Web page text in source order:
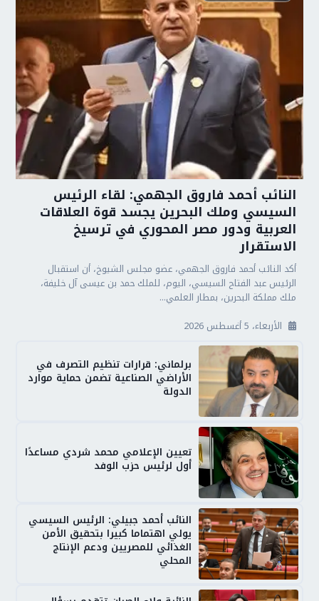
النائب أحمد فاروق الجهمي: لقاء الرئيس
السيسي وملك البحرين يجسد قوة العلاقات
العربية ودور مصر المحوري في ترسيخ
الاستقرار
أكد النائب أحمد فاروق الجهمي، عضو مجلس الشيوخ، أن استقبال
الرئيس عبد الفتاح السيسي، اليوم، للملك حمد بن عيسى آل خليفة،
ملك مملكة البحرين، بمطار العلمي...
الأربعاء، 5 أغسطس 2026
برلماني: قرارات تنظيم التصرف في
الأراضي الصناعية تضمن حماية موارد
الدولة
تعيين الإعلامي محمد شردي مساعدًا
أول لرئيس حزب الوفد
النائب أحمد جبيلي: الرئيس السيسي
يولي اهتماما كبيرا بتحقيق الأمن
الغذائي للمصريين ودعم الإنتاج
المحلي